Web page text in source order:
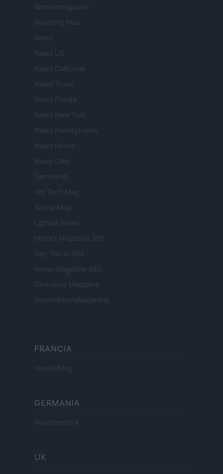
Womanmagazine
Investing Plus
Newz
Newz US
Newz California
Newz Texas
Newz Florida
Newz New York
Newz Pennsylvania
Newz Illinois
Newz Ohio
Gameland
Hig Tech Mag
Scoop Mag
Lgbtqia News
Motors Magazine 365
Day Travel 365
Home Magazine 365
Cineverse Magazine
SecondHomeMagazine
FRANCIA
InvestirMag
GERMANIA
Investieren24
UK